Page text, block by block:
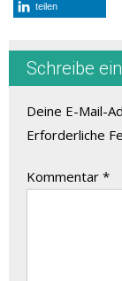
teilen
Schreibe
Deine E-Mail-
Erforderliche
Kommentar *